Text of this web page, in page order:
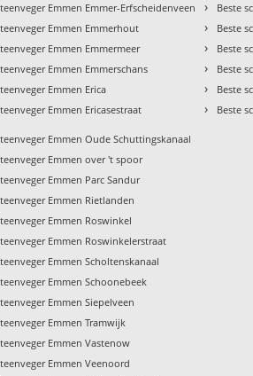
Emmen Emmer-Erfscheidenveen
Emmen Emmerhout
Emmen Emmermeer
Emmen Emmerschans
Emmen Erica
Emmen Ericasestraat
› Beste
› Beste
› Beste
› Beste
› Beste
› Beste
Emmen Oude Schuttingskanaal
Emmen over 't spoor
Emmen Parc Sandur
Emmen Rietlanden
Emmen Roswinkel
Emmen Roswinkelerstraat
Emmen Scholtenskanaal
Emmen Schoonebeek
Emmen Siepelveen
Emmen Tramwijk
Emmen Vastenow
Emmen Veenoord